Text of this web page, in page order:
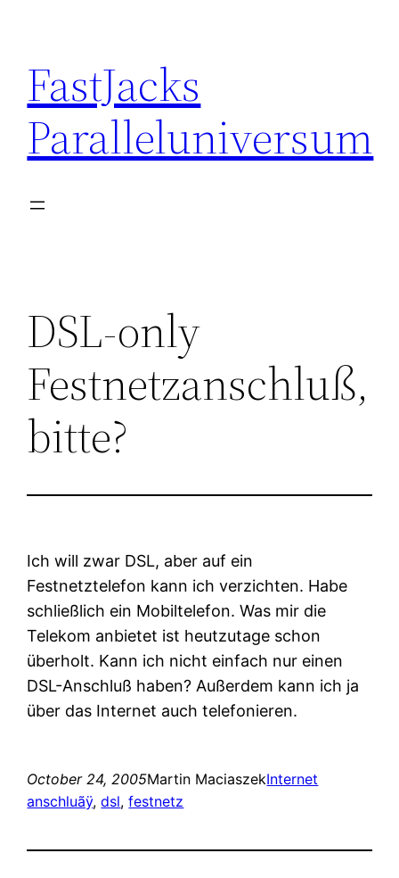
content
FastJacks
Paralleluniversum
DSL-only
Festnetzanschluß,
bitte?
Ich will zwar DSL, aber auf ein
Festnetztelefon kann ich verzichten. Habe
schließlich ein Mobiltelefon. Was mir die
Telekom anbietet ist heutzutage schon
überholt. Kann ich nicht einfach nur einen
DSL-Anschluß haben? Außerdem kann ich ja
über das Internet auch telefonieren.
October 24, 2005Martin MaciaszekInternet
anschluãÿ, dsl, festnetz